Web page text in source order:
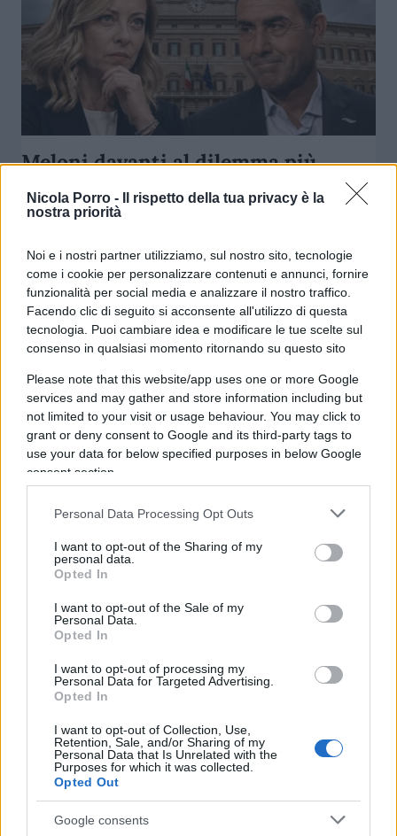
Nicola Porro -
Il rispetto della tua privacy è la
nostra priorità
Noi e i nostri partner utilizziamo, sul nostro sito, tecnologie
come i cookie per personalizzare contenuti e annunci, fornire
funzionalità per social media e analizzare il nostro traffico.
Facendo clic di seguito si acconsente all'utilizzo di questa
tecnologia. Puoi cambiare idea e modificare le tue scelte sul
consenso in qualsiasi momento ritornando su questo sito
Please note that this website/app uses one or more Google
services and may gather and store information including but
not limited to your visit or usage behaviour. You may click to
grant or deny consent to Google and its third-party tags to
use your data for below specified purposes in below Google
consent section.
Personal Data Processing Opt Outs
I want to opt-out of the Sharing of my
personal data.
Opted In
I want to opt-out of the Sale of my
Personal Data.
Opted In
I want to opt-out of processing my
Personal Data for Targeted Advertising.
Opted In
I want to opt-out of Collection, Use,
Retention, Sale, and/or Sharing of my
Personal Data that Is Unrelated with the
Purposes for which it was collected.
Opted Out
Google consents
Meloni davanti al dilemma più
difficile: prendere Vannacci o
rischiare di perderlo
diSalvatore Di Bartolo
26 Luglio 2026, 18:00
Vannacci e il centrodestra,
sondaggio clamoroso
diNicola Porro